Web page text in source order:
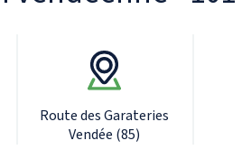
Route des Garateries
Vendée (85)